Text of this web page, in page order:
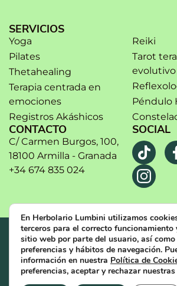
SERVICIOS
Yoga
Pilates
Thetahealing
Terapia centrada en
emociones
Registros Akáshicos
Reiki
Tarot
evolutivo
Péndulo
CONTACTO
C/ Carmen Burgos, 100,
18100 Armilla - Granada
+34 674 835 024
SOCIAL
Aviso legal Política de privacidad
Condiciones de uso
© 2024. Todos los derechos
En Herbolario Lumbini utilizamos
terceros para el correcto
sitio web por parte del usuario, así
preferencias y hábitos de navegación.
información en nuestra Política de
preferencias, aceptar y rechazar